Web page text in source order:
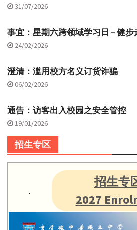
31/07/2026
事宜：星期六跨领域学习日 – 健步
24/02/2026
澄清：滥用校方名义订货诈骗
06/02/2026
通告：访客出入校园之安全管控
19/01/2026
招生专区
招生专
2027